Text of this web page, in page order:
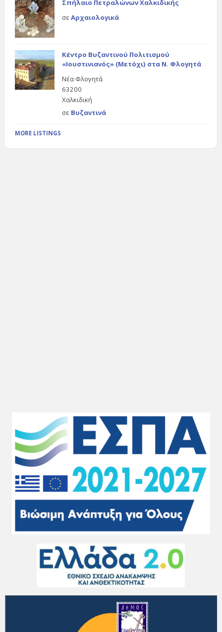
Σπήλαιο Πετραλώνων Χαλκιδικής
σε Αρχαιολογικά
Κέντρο Βυζαντινού Πολιτισμού
«Ιουστινιανός» (Μετόχι) στα Ν. Φλογητά
Νέα Φλογητά
63200
Χαλκιδική
σε Βυζαντινά
MORE LISTINGS